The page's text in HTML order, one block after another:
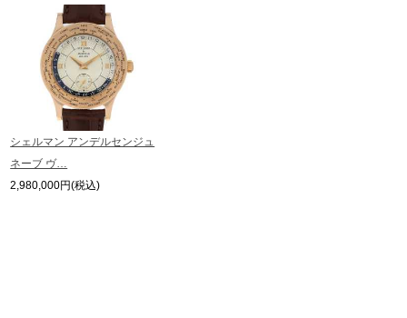
For Overseas Customers
English
繁體中文
ภาษาไทย
シェルマン アンデルセンジュ
ネーブ ヴ…
2,980,000円(税込)
※当店では店頭販売も行っております為、サイトでのご注文と店頭処理との時
間差で在庫切れになる場合がございます。
予めご了承くださいませ。
また、ご来店にてご購入を希望される場合にも、事前に在庫の確認をお電話か
メールにてお問い合わせいただけますようお願いいたします。
※アンティーク品やユーズド品の場合、外装および内部機械に代替部品を使用
している場合がございます。
※表示の定価は、入荷時の価格となっております。
現在の定価と異なる場合がございますのでご了承くださいませ。